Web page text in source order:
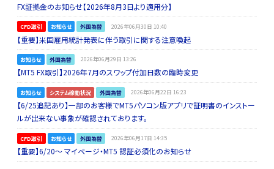
FX証拠金のお知らせ【2026年8月3日より適用分】
CFD取引 お知らせ 外国為替 2026年06月30日 10:40
【重要】米国雇用統計発表に伴う取引に関する注意喚起
お知らせ 外国為替 2026年06月29日 13:26
【MT5 FX取引】2026年7月のスワップ付加日数の臨時変更
お知らせ システム稼動状況 外国為替 2026年06月22日 16:23
【6/25追記あり】一部のお客様でMT5パソコン版アプリで証明書のインストー
ルが出来ない事象が確認されております。
CFD取引 お知らせ 外国為替 2026年06月17日 14:35
【重要】6/20～ マイページ・MT5 認証必須化のお知らせ